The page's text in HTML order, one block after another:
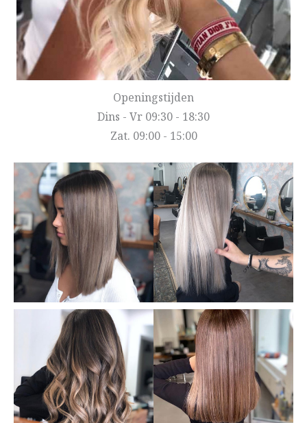
Openingstijden
Dins - Vr 09:30 - 18:30
Zat. 09:00 - 15:00